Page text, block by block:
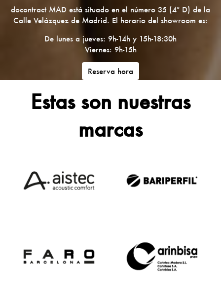
docontract MAD está situado en el número 35 (4º D) de la
Calle Velázquez de Madrid. El horario del showroom es:
De lunes a jueves: 9h-14h y 15h-18:30h
Viernes: 9h-15h
Reserva hora
Estas son nuestras
marcas